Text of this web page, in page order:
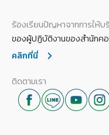
ร้องเรียนปัญหาจากการให้บ
ของผู้ปฏิบัติงานของสำนักค
คลิกที่นี่
ติดตามเรา